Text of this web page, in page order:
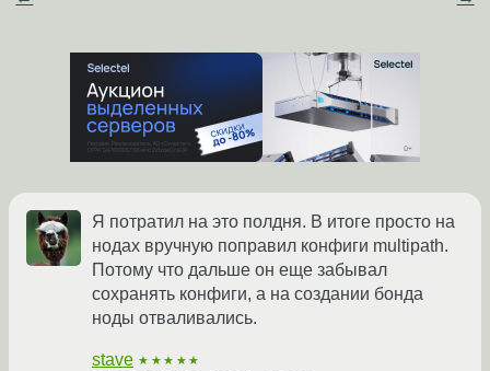
Я потратил на это полдня. В итоге просто на
нодах вручную поправил конфиги multipath.
Потому что дальше он еще забывал
сохранять конфиги, а на создании бонда
ноды отваливались.
stave ★★★★★